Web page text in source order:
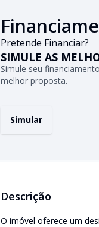
Pretende Financiar?
SIMULE AS
Simule seu
melhor proposta.
Simular
Descrição
O imóvel oferece um